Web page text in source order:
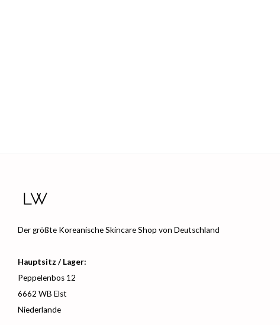
Der größte Koreanische Skincare Shop von Deutschland
Hauptsitz / Lager:
Peppelenbos 12
6662 WB Elst
Niederlande